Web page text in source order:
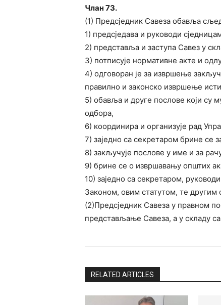
Члан 73.
(1) Предсједник Савеза обавља
1) предсједава и руководи
2) представља и заступа Савез у
3) потписује нормативне акте и
4) одговоран је за извршење
правилно и законско извршење
5) обавља и друге послове који су
одбора,
6) координира и организује рад
7) заједно са секретаром брине се
8) закључује послове у име и за
9) брине се о извршавању општих
10) заједно са секретаром,
Законом, овим статутом, те другим
(2)Предсједник Савеза у правном
представљање Савеза, а у складу
RELATED ARTICLES